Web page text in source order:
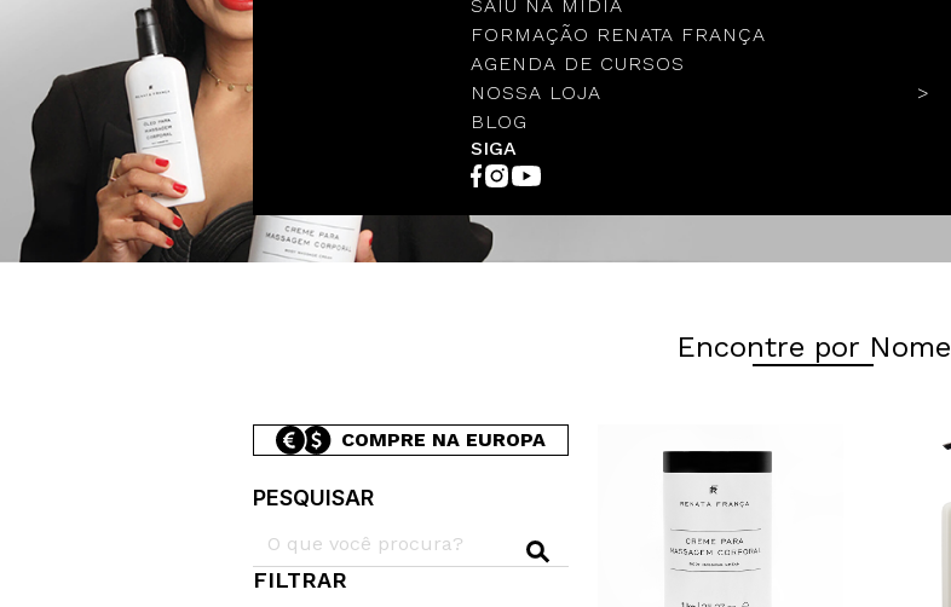
SAIU NA MÍDIA
FORMAÇÃO RENATA FRANÇA
AGENDA DE CURSOS
NOSSA LOJA
BLOG
SIGA
Encontre por Nome
COMPRE NA EUROPA
PESQUISAR
FILTRAR